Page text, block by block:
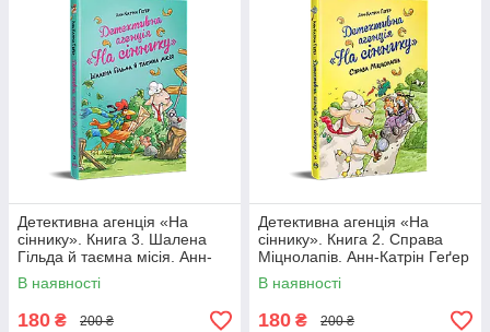
Детективна агенція «На
сіннику». Книга 3. Шалена
Гільда й таємна місія. Анн-
Катрін Геґер
В наявності
180 ₴ 200 ₴
Детективна агенція «На
сіннику». Книга 2. Справа
Міцнолапів. Анн-Катрін Геґер
В наявності
180 ₴ 200 ₴